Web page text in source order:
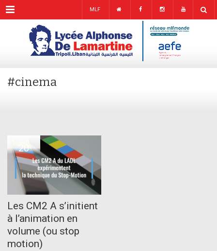
Menu MLF
#cinema
20
Les CM2 A s’initient
à l’animation en
volume (ou stop
motion)